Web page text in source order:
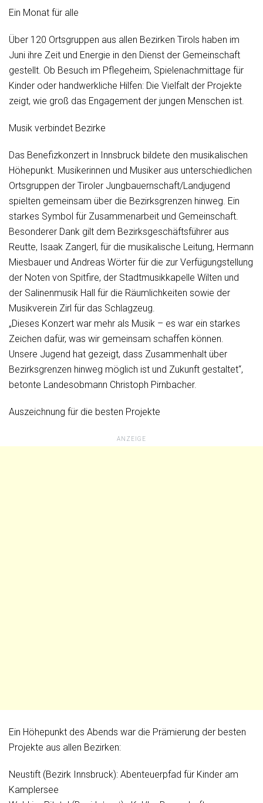
Ein Monat für alle
Über 120 Ortsgruppen aus allen Bezirken Tirols haben im
Juni ihre Zeit und Energie in den Dienst der Gemeinschaft
gestellt. Ob Besuch im Pflegeheim, Spielenachmittage für
Kinder oder handwerkliche Hilfen: Die Vielfalt der Projekte
zeigt, wie groß das Engagement der jungen Menschen ist.
Musik verbindet Bezirke
Das Benefizkonzert in Innsbruck bildete den musikalischen
Höhepunkt. Musikerinnen und Musiker aus unterschiedlichen
Ortsgruppen der Tiroler Jungbauernschaft/Landjugend
spielten gemeinsam über die Bezirksgrenzen hinweg. Ein
starkes Symbol für Zusammenarbeit und Gemeinschaft.
Besonderer Dank gilt dem Bezirksgeschäftsführer aus
Reutte, Isaak Zangerl, für die musikalische Leitung, Hermann
Miesbauer und Andreas Wörter für die zur Verfügungstellung
der Noten von Spitfire, der Stadtmusikkapelle Wilten und
der Salinenmusik Hall für die Räumlichkeiten sowie der
Musikverein Zirl für das Schlagzeug.
„Dieses Konzert war mehr als Musik – es war ein starkes
Zeichen dafür, was wir gemeinsam schaffen können.
Unsere Jugend hat gezeigt, dass Zusammenhalt über
Bezirksgrenzen hinweg möglich ist und Zukunft gestaltet“,
betonte Landesobmann Christoph Pirnbacher.
Auszeichnung für die besten Projekte
ANZEIGE
Ein Höhepunkt des Abends war die Prämierung der besten
Projekte aus allen Bezirken:
Neustift (Bezirk Innsbruck): Abenteuerpfad für Kinder am
Kamplersee